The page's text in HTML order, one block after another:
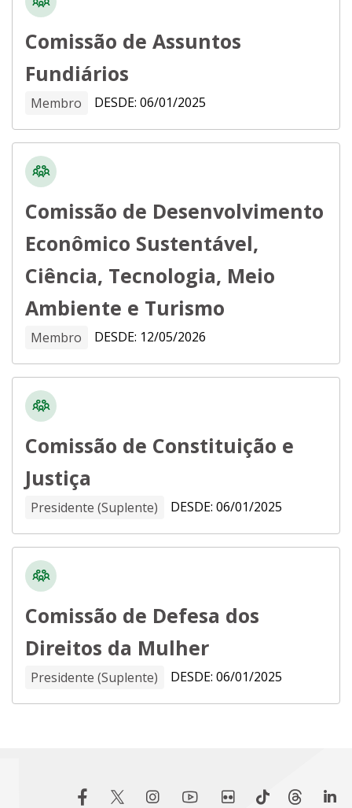
Comissão de Assuntos
Fundiários
Membro DESDE: 06/01/2025
Comissão de Desenvolvimento
Econômico Sustentável,
Ciência, Tecnologia, Meio
Ambiente e Turismo
Membro DESDE: 12/05/2026
Comissão de Constituição e
Justiça
Presidente (Suplente) DESDE: 06/01/2025
Comissão de Defesa dos
Direitos da Mulher
Presidente (Suplente) DESDE: 06/01/2025